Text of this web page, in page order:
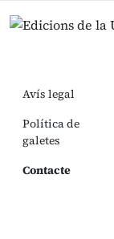
Avís legal
Política de
galetes
Contacte